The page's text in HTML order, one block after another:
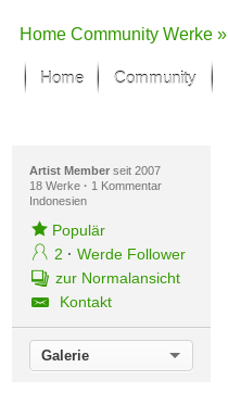
Home Community Werke »
Home Community
Artist Memberseit 2007
18 Werke · 1 Kommentar
Indonesien
Populär
2 · Werde Follower
zur Normalansicht
Kontakt
Galerie